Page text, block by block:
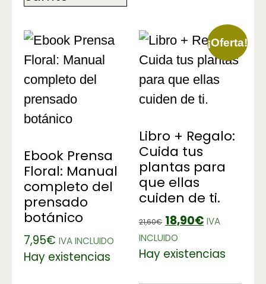
Ebook Prensa
Floral: Manual
completo del
prensado
botánico
7,95€ IVA INCLUIDO
Hay existencias
¡Oferta!
Libro + Regalo:
Cuida tus
plantas para
que ellas
cuiden de ti.
21,60€ 18,90€ IVA
INCLUIDO
Hay existencias